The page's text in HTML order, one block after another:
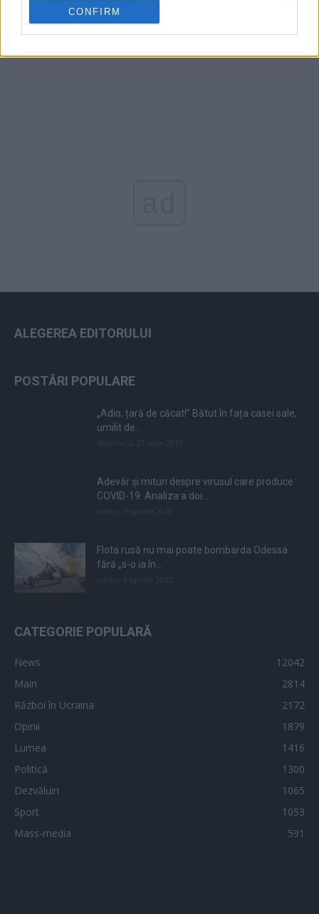
CONFIRM
ALEGEREA EDITORULUI
POSTĂRI POPULARE
„Adio, țară de căcat!” Bătut în fața casei sale,
umilit de...
Adevăr și mituri despre virusul care produce
COVID-19. Analiza a doi...
Flota rusă nu mai poate bombarda Odessa
fără „s-o ia în...
CATEGORIE POPULARĂ
News
12042
Main
2814
Război în Ucraina
2172
Opinii
1879
Lumea
1416
Politică
1300
Dezvăluiri
1065
Sport
1053
Mass-media
591